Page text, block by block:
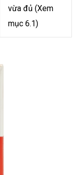
vừa đủ (Xem
mục 6.1)